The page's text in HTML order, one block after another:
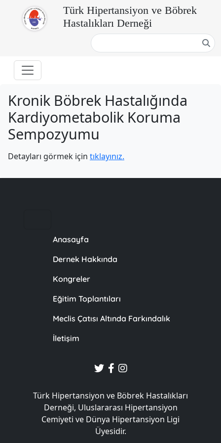
Türk Hipertansiyon ve Böbrek
Hastalıkları Derneği
Kronik Böbrek Hastalığında
Kardiyometabolik Koruma
Sempozyumu
Detayları görmek için tıklayınız.
Anasayfa
Dernek Hakkında
Kongreler
Eğitim Toplantıları
Meclis Çatısı Altında Farkındalık
İletişim
Türk Hipertansiyon ve Böbrek Hastalıkları
Derneği, Uluslararası Hipertansiyon
Cemiyeti ve Dünya Hipertansiyon Ligi
Üyesidir.